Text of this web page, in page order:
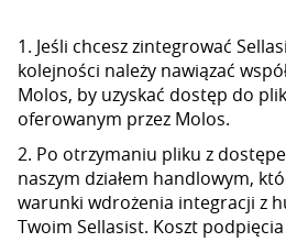
1. Jeśli chcesz zintegrować
kolejności należy nawiązać
Molos, by uzyskać dostęp do
oferowanym przez Molos.
2. Po otrzymaniu pliku z
naszym działem handlowym,
warunki wdrożenia integracji z
Twoim Sellasist. Koszt